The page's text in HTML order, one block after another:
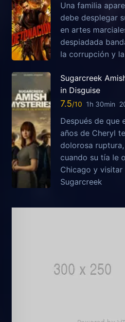
Una familia
debe desplegar
en artes
despiadada
la corrupción y
Sugarcreek
in Disguise
7.5 1h 30min
Después de que
años de Cheryl
dolorosa
cuando su tía le
Chicago y
Sugarcreek